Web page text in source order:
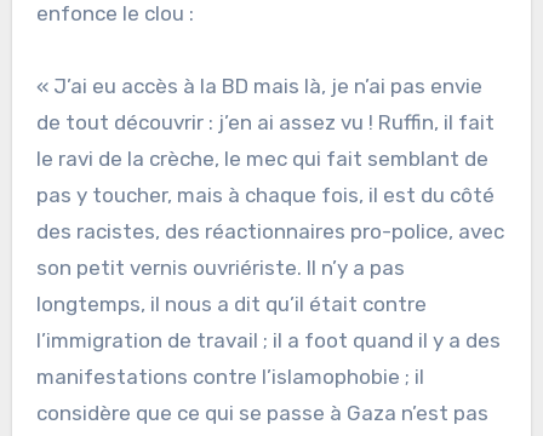
enfonce le clou :
« J’ai eu accès à la BD mais là, je n’ai pas envie
de tout découvrir : j’en ai assez vu ! Ruffin, il fait
le ravi de la crèche, le mec qui fait semblant de
pas y toucher, mais à chaque fois, il est du côté
des racistes, des réactionnaires pro-police, avec
son petit vernis ouvriériste. Il n’y a pas
longtemps, il nous a dit qu’il était contre
l’immigration de travail ; il a foot quand il y a des
manifestations contre l’islamophobie ; il
considère que ce qui se passe à Gaza n’est pas